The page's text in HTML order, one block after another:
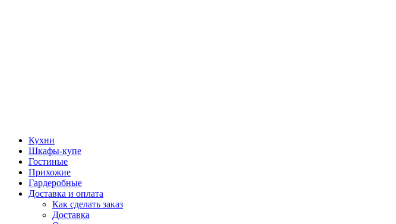
Кухни
Шкафы-купе
Гостиные
Прихожие
Гардеробные
Доставка и оплата
Как сделать заказ
Доставка